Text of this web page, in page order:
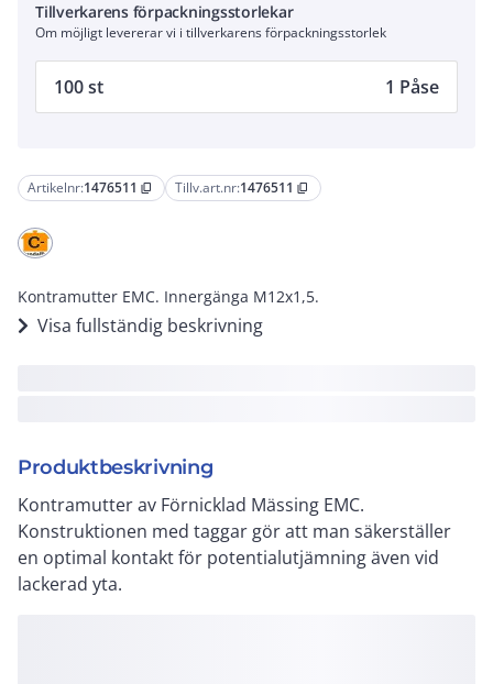
Artikelnr:1476511 content_copy Tillv.art.nr:1476511 content_copy
Kontramutter EMC. Innergänga M12x1,5.
Visa fullständig beskrivning
Produktbeskrivning
Kontramutter av Förnicklad Mässing EMC.
Konstruktionen med taggar gör att man säkerställer
en optimal kontakt för potentialutjämning även vid
lackerad yta.
Tillverkarens förpackningsstorlekar
Om möjligt levererar vi i tillverkarens förpackningsstorlek
100 st 1 Påse